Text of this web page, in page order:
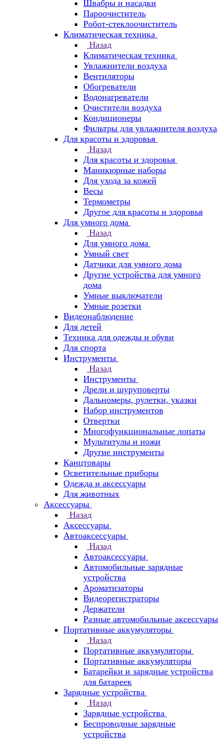
Швабры и насадки
Пароочиститель
Робот-стеклоочиститель
Климатическая техника
Назад
Климатическая техника
Увлажнители воздуха
Вентиляторы
Обогреватели
Водонагреватели
Очистители воздуха
Кондиционеры
Фильтры для увлажнителя воздуха
Для красоты и здоровья
Назад
Для красоты и здоровья
Маникюрные наборы
Для ухода за кожей
Весы
Термометры
Другое для красоты и здоровья
Для умного дома
Назад
Для умного дома
Умный свет
Датчики для умного дома
Другие устройства для умного
дома
Умные выключатели
Умные розетки
Видеонаблюдение
Для детей
Техника для одежды и обуви
Для спорта
Инструменты
Назад
Инструменты
Дрели и шуруповерты
Дальномеры, рулетки, указки
Набор инструментов
Отвертки
Многофункциональные лопаты
Мультитулы и ножи
Другие инструменты
Канцтовары
Осветительные приборы
Одежда и аксессуары
Для животных
Аксессуары
Назад
Аксессуары
Автоаксессуары
Назад
Автоаксессуары
Автомобильные зарядные
устройства
Ароматизаторы
Видеорегистраторы
Держатели
Разные автомобильные аксессуары
Портативные аккумуляторы
Назад
Портативные аккумуляторы
Портативные аккумуляторы
Батарейки и зарядные устройства
для батареек
Зарядные устройства
Назад
Зарядные устройства
Беспроводные зарядные
устройства